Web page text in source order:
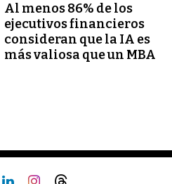
Al menos 86% de los
ejecutivos financieros
consideran que la IA es
más valiosa que un MBA